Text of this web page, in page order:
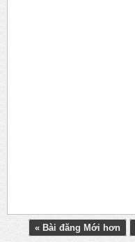
« Bài đăng Mới hơn